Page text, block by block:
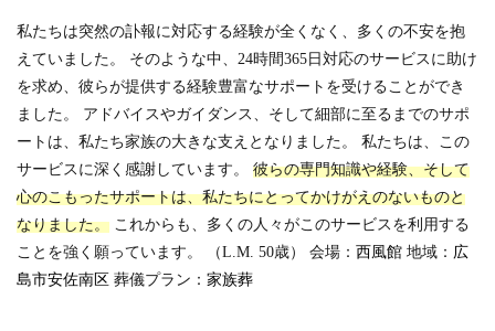
私たちは突然の訃報に対応する経験が全くなく、多くの不安を抱
えていました。
そのような中、24時間365日対応のサービスに助け
を求め、彼らが提供する経験豊富なサポートを受けることができ
ました。 アドバイスやガイダンス、そして細部に至るまでのサポ
ートは、私たち家族の大きな支えとなりました。
私たちは、この
サービスに深く感謝しています。 彼らの専門知識や経験、そして
心のこもったサポートは、私たちにとってかけがえのないものと
なりました。 これからも、多くの人々がこのサービスを利用する
ことを強く願っています。
（L.M. 50歳） 会場： 西風館 地域： 広
島市安佐南区 葬儀プラン： 家族葬